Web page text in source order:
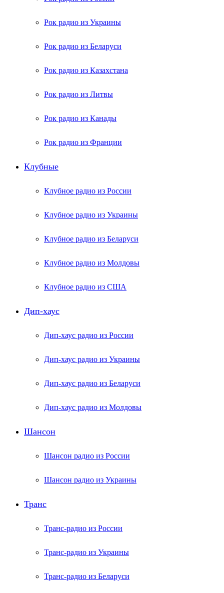
Рок радио из Украины
Рок радио из Беларуси
Рок радио из Казахстана
Рок радио из Литвы
Рок радио из Канады
Рок радио из Франции
Клубные
Клубное радио из России
Клубное радио из Украины
Клубное радио из Беларуси
Клубное радио из Молдовы
Клубное радио из США
Дип-хаус
Дип-хаус радио из России
Дип-хаус радио из Украины
Дип-хаус радио из Беларуси
Дип-хаус радио из Молдовы
Шансон
Шансон радио из России
Шансон радио из Украины
Транс
Транс-радио из России
Транс-радио из Украины
Транс-радио из Беларуси